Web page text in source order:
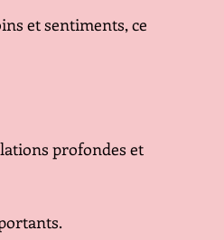
et sentiments, ce
profondes et